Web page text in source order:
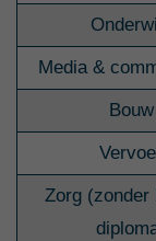
Media &
Bouw
Zorg (zonder